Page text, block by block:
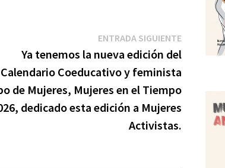
ENTRADA SIGUIENTEEntrada
siguiente:
Ya tenemos la nueva edición del
Calendario Coeducativo y feminista
de Mujeres, Mujeres en el Tiempo
dedicado esta edición a Mujeres
Activistas.